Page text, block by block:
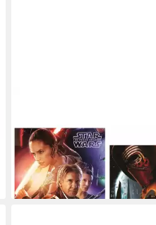
40 x 40 cm, (1 Stück)
7,95 €
lieferbar - in 3-4 Werktagen bei dir